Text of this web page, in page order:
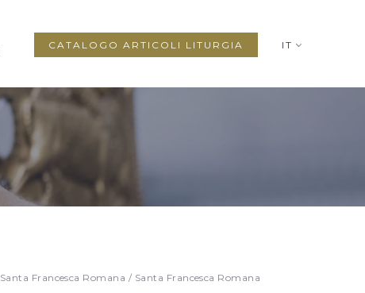
IT
CATALOGO ARTICOLI LITURGIA
Santa Francesca Romana / Santa Francesca Romana